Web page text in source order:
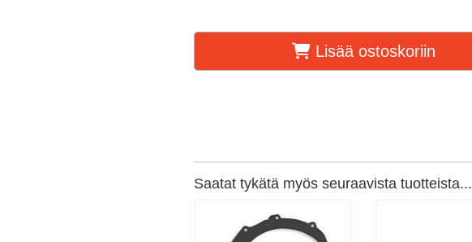
Lisää ostoskoriin
Saatat tykätä myös seuraavista tuotteista...